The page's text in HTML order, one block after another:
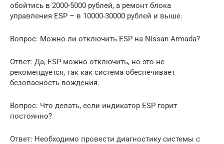
обойтись в 2000-5000 рублей, а ремонт блока
управления ESP – в 10000-30000 рублей и выше.
Вопрос: Можно ли отключить ESP на Nissan Armada?
Ответ: Да, ESP можно отключить, но это не
рекомендуется, так как система обеспечивает
безопасность вождения.
Вопрос: Что делать, если индикатор ESP горит
постоянно?
Ответ: Необходимо провести диагностику системы с